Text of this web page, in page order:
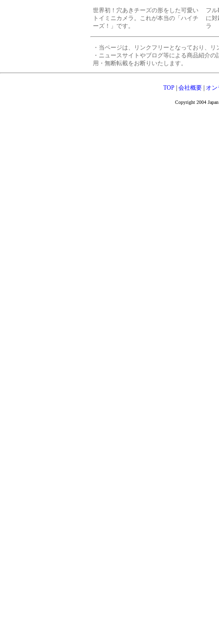
世界初！穴あきチーズの形をした可愛い
トイミニカメラ。これが本当の「ハイチ
ーズ！」です。
フル
に
ラ
・当ページは、リンクフリーとなっており、
・ニュースサイトやブログ等による商品紹介
用・無断転載をお断りいたします。
TOP |会社概要 オ
Copyright 2004